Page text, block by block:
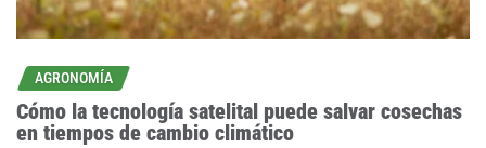
AGRONOMÍA
Cómo la tecnología satelital puede salvar cosechas
en tiempos de cambio climático